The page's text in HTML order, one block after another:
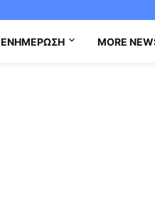
ΕΝΗΜΈΡΩΣΗ MORE